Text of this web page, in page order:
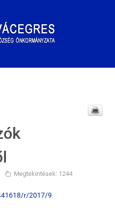
Megtekintések: 1244
r/2017/9